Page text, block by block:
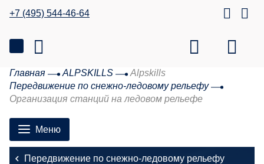
+7 (495) 544-46-64
Главная ALPSKILLS
Alpskills
Передвижение по снежно-ледовому рельефу
Организация станций на ледовом рельефе
Меню
Передвижение по снежно-ледовому рельефу